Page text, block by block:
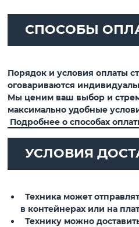
СПОСОБЫ
Порядок и условия оплаты
оговариваются
Мы ценим ваш выбор и
максимально удобные
Подробнее о способах
УСЛОВИЯ
Техника может
в контейнерах или на
Технику можно